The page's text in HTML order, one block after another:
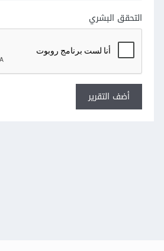
التحقق البشري
أضف التقرير